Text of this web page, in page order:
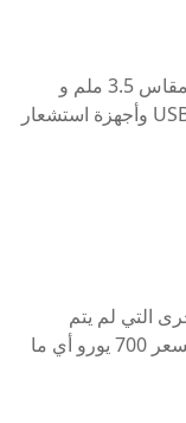
تدعم الميزات الأخرى مقبس سماعة رأس مقاس 3.5 ملم و
Bluetooth 5.2 ودعم NFC و USB Type-C 3.1 وأجهزة استشعار
التي لم يتم
الكشف عنها حاليًا ، ومن حيث السعر يأتي بسعر 700 يورو أي ما